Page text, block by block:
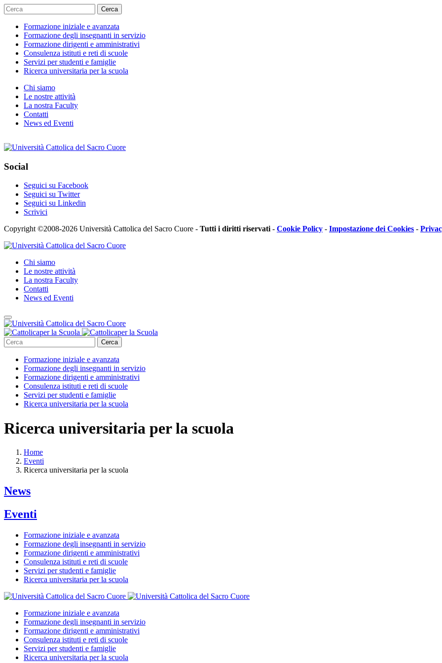
Cerca
Formazione iniziale e avanzata
Formazione degli insegnanti in servizio
Formazione dirigenti e amministrativi
Consulenza istituti e reti di scuole
Servizi per studenti e famiglie
Ricerca universitaria per la scuola
Chi siamo
Le nostre attività
La nostra Faculty
Contatti
News ed Eventi
Social
Seguici su Facebook
Seguici su Twitter
Seguici su Linkedin
Scrivici
Copyright ©2008-2026 Università Cattolica del Sacro Cuore - Tutti i diritti riservati- Cookie Policy - Impostazione dei Cookies -
Chi siamo
Le nostre attività
La nostra Faculty
Contatti
News ed Eventi
Cerca
Formazione iniziale e avanzata
Formazione degli insegnanti in servizio
Formazione dirigenti e amministrativi
Consulenza istituti e reti di scuole
Servizi per studenti e famiglie
Ricerca universitaria per la scuola
Ricerca universitaria per la scuola
Home
Eventi
Ricerca universitaria per la scuola
News
Eventi
Formazione iniziale e avanzata
Formazione degli insegnanti in servizio
Formazione dirigenti e amministrativi
Consulenza istituti e reti di scuole
Servizi per studenti e famiglie
Ricerca universitaria per la scuola
Formazione iniziale e avanzata
Formazione degli insegnanti in servizio
Formazione dirigenti e amministrativi
Consulenza istituti e reti di scuole
Servizi per studenti e famiglie
Ricerca universitaria per la scuola